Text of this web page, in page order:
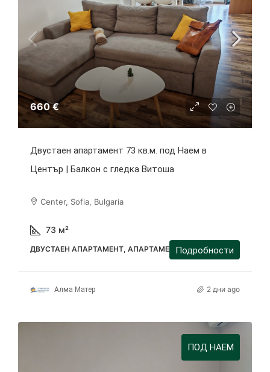
660 €
Двустаен апартамент 73 кв.м. под Наем в
Център | Балкон с гледка Витоша
Center, Sofia, Bulgaria
73 м²
ДВУСТАЕН АПАРТАМЕНТ, АПАРТАМЕНТПодробности
Алма Матер 2 дни ago
ПОД НАЕМ